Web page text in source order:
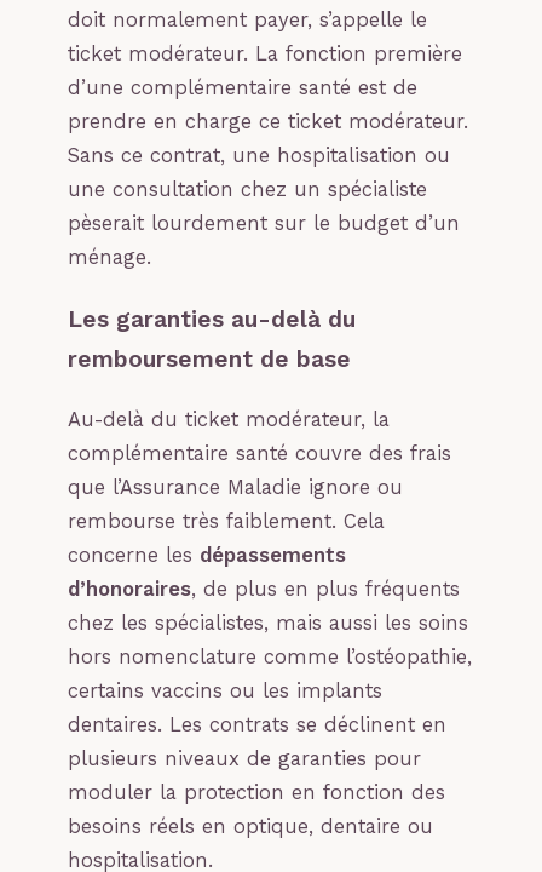
doit normalement payer, s’appelle le
ticket modérateur. La fonction première
d’une complémentaire santé est de
prendre en charge ce ticket modérateur.
Sans ce contrat, une hospitalisation ou
une consultation chez un spécialiste
pèserait lourdement sur le budget d’un
ménage.
Les garanties au-delà du
remboursement de base
Au-delà du ticket modérateur, la
complémentaire santé couvre des frais
que l’Assurance Maladie ignore ou
rembourse très faiblement. Cela
concerne les dépassements
d’honoraires, de plus en plus fréquents
chez les spécialistes, mais aussi les soins
hors nomenclature comme l’ostéopathie,
certains vaccins ou les implants
dentaires. Les contrats se déclinent en
plusieurs niveaux de garanties pour
moduler la protection en fonction des
besoins réels en optique, dentaire ou
hospitalisation.